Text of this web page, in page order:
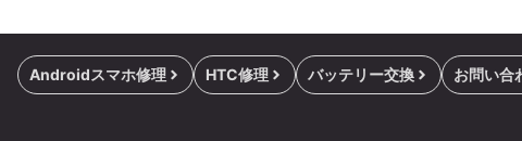
Androidスマホ修理 HTC修理 バッテリー交換 お問い合